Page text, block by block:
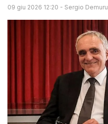
09 giu 2026 12:20 - Sergio Demuru